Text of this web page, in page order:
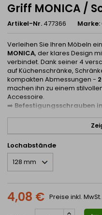
Griff MONICA /
Artikel-Nr. 477366 Marke:
Verleihen Sie Ihren Möbeln
MONICA, der klares Design
verbindet. Dank seiner 4
auf Küchenschränke,
kompakten Abmessungen -
machen ihn zu einem
Accessoire.
➡️ Befestigungsschrauben
✔️ Geeignet sowohl für
✔️ Minimalistische Form für
✔️ Hochwertiges Material mit
Wählen Sie aus einer Reihe
Lochabstände
4,08 € Preise inkl.